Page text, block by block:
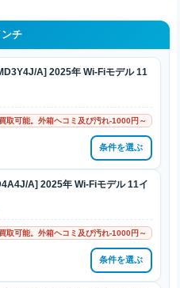
チ
A] 2025年 Wi-Fiモデル 11
取可能。外箱ヘコミ及び汚れ-1000円～
条件を選ぶ
A] 2025年 Wi-Fiモデル 11イ
取可能。外箱ヘコミ及び汚れ-1000円～
条件を選ぶ